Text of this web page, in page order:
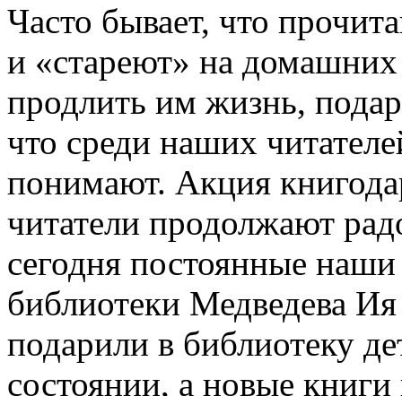
Часто бывает, что
и «стареют» на
продлить им жизнь,
что среди наших
понимают. Акция
читатели продолжают
сегодня постоянные
библиотеки Медведева
подарили в библиотеку
состоянии, а новые